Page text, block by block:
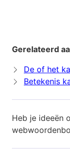
Gerelateerd
De of het
Betekenis
Heb je ideeën